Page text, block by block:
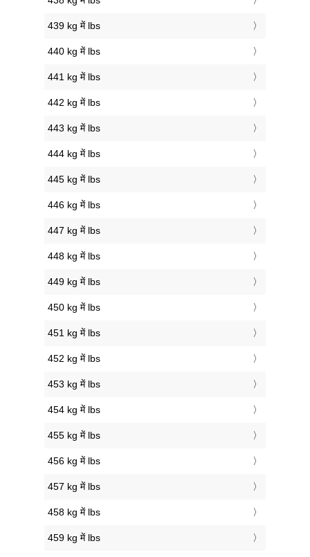
439 kg में lbs
440 kg में lbs
441 kg में lbs
442 kg में lbs
443 kg में lbs
444 kg में lbs
445 kg में lbs
446 kg में lbs
447 kg में lbs
448 kg में lbs
449 kg में lbs
450 kg में lbs
451 kg में lbs
452 kg में lbs
453 kg में lbs
454 kg में lbs
455 kg में lbs
456 kg में lbs
457 kg में lbs
458 kg में lbs
459 kg में lbs